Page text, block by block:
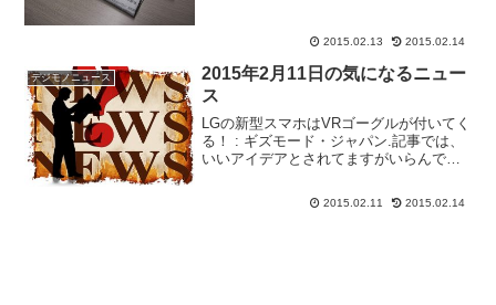
のですがモバイルデータ通信を介し...
2015.02.13 2015.02.14
デジモノニュース
2015年2月11日の気になるニュー
ス
LGの新型スマホはVRゴーグルが付いてく
る！ : ギズモード・ジャパン.記事では、
いいアイデアとされてますがいらんでし
ルが取得 : ギズモード・ジャパン.これ実
2015.02.11 2015.02.14